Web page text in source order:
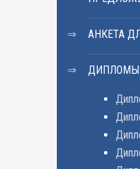
АНКЕТА
ДИПЛОМЫ